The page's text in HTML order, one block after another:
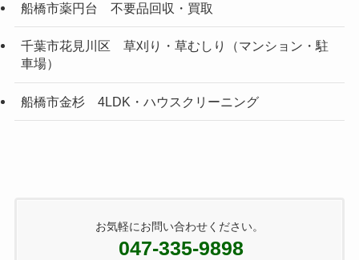
船橋市薬円台 不要品回収・買取
千葉市花見川区 草刈り・草むしり（マンション・駐
車場）
船橋市金杉 4LDK・ハウスクリーニング
お気軽にお問い合わせください。
047-335-9898